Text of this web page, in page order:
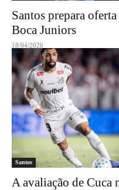
Santos prepara
Boca Juniors
18/04/2026
Santos
A avaliação de Cuca